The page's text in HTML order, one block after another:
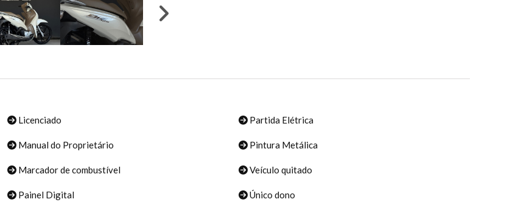
Licenciado
Manual do Proprietário
Marcador de combustível
Painel Digital
Partida Elétrica
Pintura Metálica
Veículo quitado
Único dono